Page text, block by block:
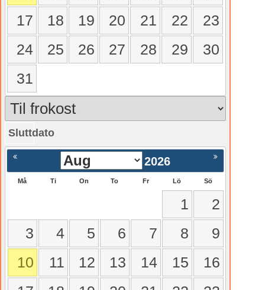
17
18 19 20 21 22
23
24
25 26 27 28 29
30
31
Sluttdato
Nästa >
2026
Må Ti On To Fr Lö Sö
1
2
3
4 5 6 7 8
9
10
11 12 13 14 15
16